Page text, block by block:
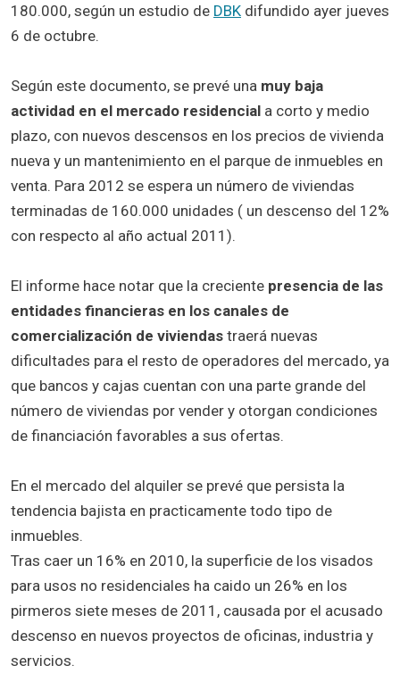
180.000, según un estudio de DBK difundido ayer jueves
6 de octubre.
Según este documento, se prevé una muy baja
actividad en el mercado residencial a corto y medio
plazo, con nuevos descensos en los precios de vivienda
nueva y un mantenimiento en el parque de inmuebles en
venta. Para 2012 se espera un número de viviendas
terminadas de 160.000 unidades ( un descenso del 12%
con respecto al año actual 2011).
El informe hace notar que la creciente presencia de las
entidades financieras en los canales de
comercialización de viviendas traerá nuevas
dificultades para el resto de operadores del mercado, ya
que bancos y cajas cuentan con una parte grande del
número de viviendas por vender y otorgan condiciones
de financiación favorables a sus ofertas.
En el mercado del alquiler se prevé que persista la
tendencia bajista en practicamente todo tipo de
inmuebles.
Tras caer un 16% en 2010, la superficie de los visados
para usos no residenciales ha caido un 26% en los
pirmeros siete meses de 2011, causada por el acusado
descenso en nuevos proyectos de oficinas, industria y
servicios.